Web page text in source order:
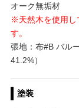
オーク無垢材
※天然木を使用し
す。
張地：布#B バル
41.2%）
塗装